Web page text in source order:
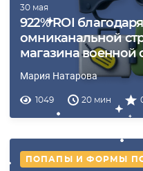
30 мая
922% ROI благодаря
омниканальной
магазина военной
Мария Натарова
1049 20 мин
ПОПАПЫ И ФОРМЫ